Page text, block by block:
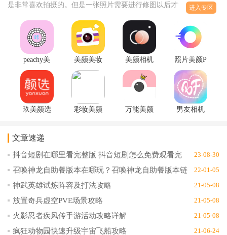
是非常喜欢拍摄的。但是一张照片需要进行修图以后才能够展现出
最好看的效果来。那么手机上有哪一些不错的美颜拍摄app呢？今天
骑士下载就来给大家分享一下这些优秀的美图软件，各位爱自拍的
女孩子们赶紧来下载吧！
进入专区
peachy美
颜相机正
式版v1.2
傻瓜版
美颜美妆
照相机安
卓版1.4官
美颜相机
ChicCam网
红滤镜最
新版4.2
照片美颜P
图编辑app
美图在线
制作软件
v2.3.2
玖美颜选
彩妆美颜
万能美颜
男友相机
文章速递
抖音短剧在哪里看完整版 抖音短剧怎么免费观看完
23-08-30
召唤神龙自助餐版本在哪玩？召唤神龙自助餐版本链
22-01-05
神武英雄试炼阵容及打法攻略 21-05-08
放置奇兵虚空PVE场景攻略 21-05-08
火影忍者疾风传手游活动攻略详解 21-05-08
疯狂动物园快速升级宇宙飞船攻略 21-06-24